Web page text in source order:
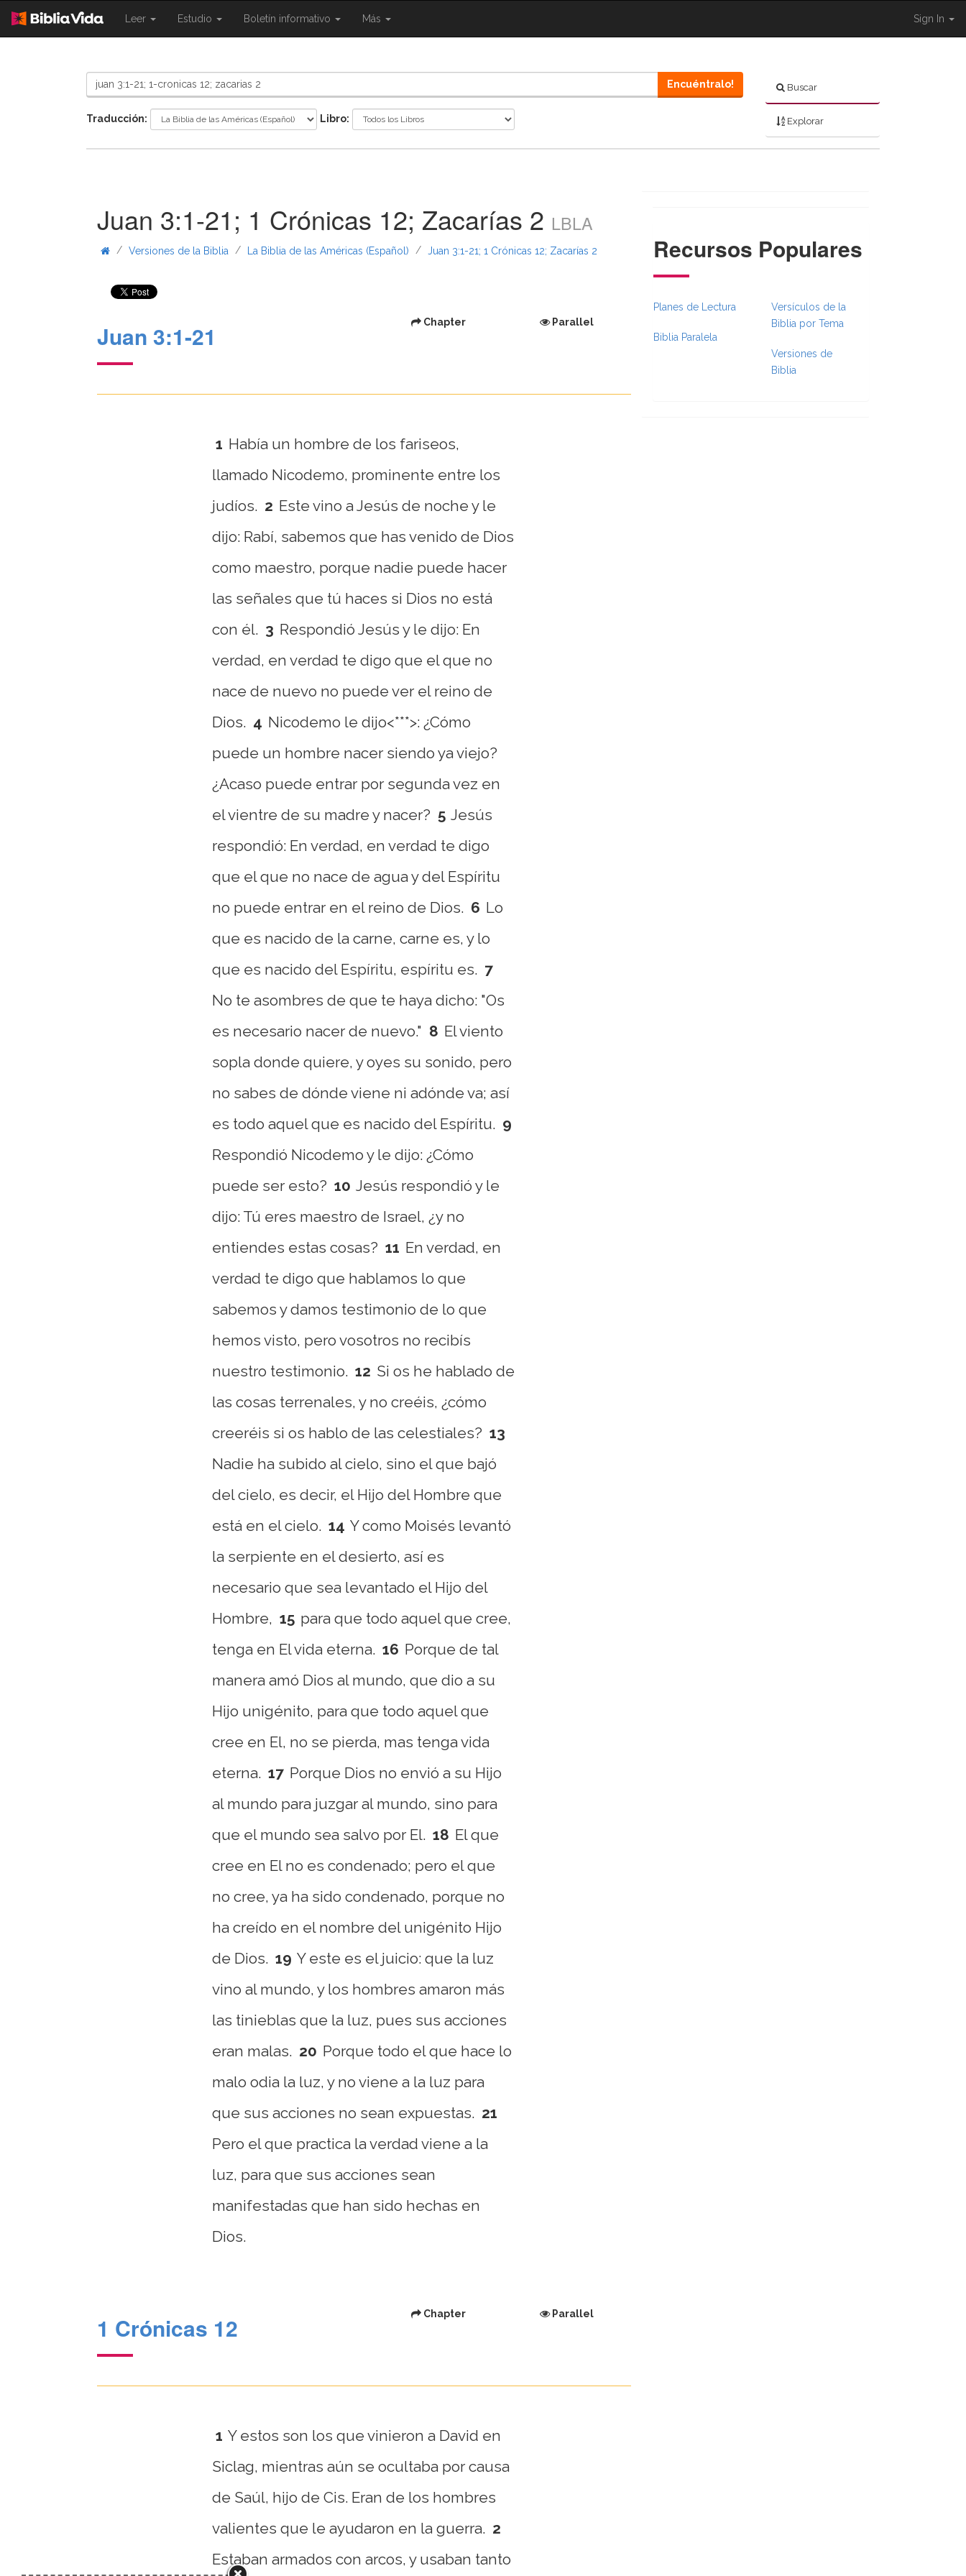
Leer
{{
Estudio
{{
Boletín informativo Más
{{
Sign In
Buscar
Explorar
Encuéntralo!
Traducción: Libro:
Juan 3:1-21; 1 Crónicas 12; Zacarías 2 LBLA
/ Versiones de la Biblia / La Biblia de las Américas (Español) / Juan 3:1-21; 1 Crónicas 12; Zacarías 2
Juan 3:1-21 Chapter Parallel
1 Había un hombre de los fariseos,
llamado Nicodemo, prominente entre los
judíos. 2 Este vino a Jesús de noche y le
dijo: Rabí, sabemos que has venido de Dios
como maestro, porque nadie puede hacer
las señales que tú haces si Dios no está
con él. 3 Respondió Jesús y le dijo: En
verdad, en verdad te digo que el que no
nace de nuevo no puede ver el reino de
Dios. 4 Nicodemo le dijo<***>: ¿Cómo
puede un hombre nacer siendo ya viejo?
¿Acaso puede entrar por segunda vez en
el vientre de su madre y nacer? 5 Jesús
respondió: En verdad, en verdad te digo
que el que no nace de agua y del Espíritu
no puede entrar en el reino de Dios. 6 Lo
que es nacido de la carne, carne es, y lo
que es nacido del Espíritu, espíritu es. 7
No te asombres de que te haya dicho: "Os
es necesario nacer de nuevo." 8 El viento
sopla donde quiere, y oyes su sonido, pero
no sabes de dónde viene ni adónde va; así
es todo aquel que es nacido del Espíritu. 9
Respondió Nicodemo y le dijo: ¿Cómo
puede ser esto? 10 Jesús respondió y le
dijo: Tú eres maestro de Israel, ¿y no
entiendes estas cosas? 11 En verdad, en
verdad te digo que hablamos lo que
sabemos y damos testimonio de lo que
hemos visto, pero vosotros no recibís
nuestro testimonio. 12 Si os he hablado de
las cosas terrenales, y no creéis, ¿cómo
creeréis si os hablo de las celestiales? 13
Nadie ha subido al cielo, sino el que bajó
del cielo, es decir, el Hijo del Hombre que
está en el cielo. 14 Y como Moisés levantó
la serpiente en el desierto, así es
necesario que sea levantado el Hijo del
Hombre, 15 para que todo aquel que cree,
tenga en El vida eterna. 16 Porque de tal
manera amó Dios al mundo, que dio a su
Hijo unigénito, para que todo aquel que
cree en El, no se pierda, mas tenga vida
eterna. 17 Porque Dios no envió a su Hijo
al mundo para juzgar al mundo, sino para
que el mundo sea salvo por El. 18 El que
cree en El no es condenado; pero el que
no cree, ya ha sido condenado, porque no
ha creído en el nombre del unigénito Hijo
de Dios. 19 Y este es el juicio: que la luz
vino al mundo, y los hombres amaron más
las tinieblas que la luz, pues sus acciones
eran malas. 20 Porque todo el que hace lo
malo odia la luz, y no viene a la luz para
que sus acciones no sean expuestas. 21
Pero el que practica la verdad viene a la
luz, para que sus acciones sean
manifestadas que han sido hechas en
Dios.
1 Crónicas 12 Chapter Parallel
1 Y estos son los que vinieron a David en
Siclag, mientras aún se ocultaba por causa
de Saúl, hijo de Cis. Eran de los hombres
valientes que le ayudaron en la guerra. 2
Estaban armados con arcos, y usaban tanto
Recursos Populares
Planes de Lectura
Biblia Paralela
Versículos de la
Biblia por Tema
Versiones de
Biblia